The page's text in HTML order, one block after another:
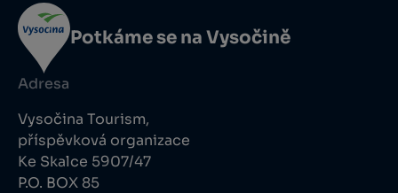
Potkáme se na Vysočině
Adresa
Vysočina Tourism,
příspěvková organizace
Ke Skalce 5907/47
P.O. BOX 85